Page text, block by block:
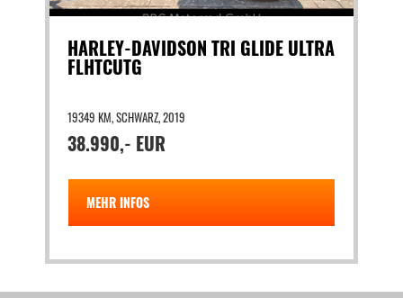
HARLEY-DAVIDSON TRI GLIDE ULTRA
FLHTCUTG
19349 KM, SCHWARZ, 2019
38.990,- EUR
MEHR INFOS